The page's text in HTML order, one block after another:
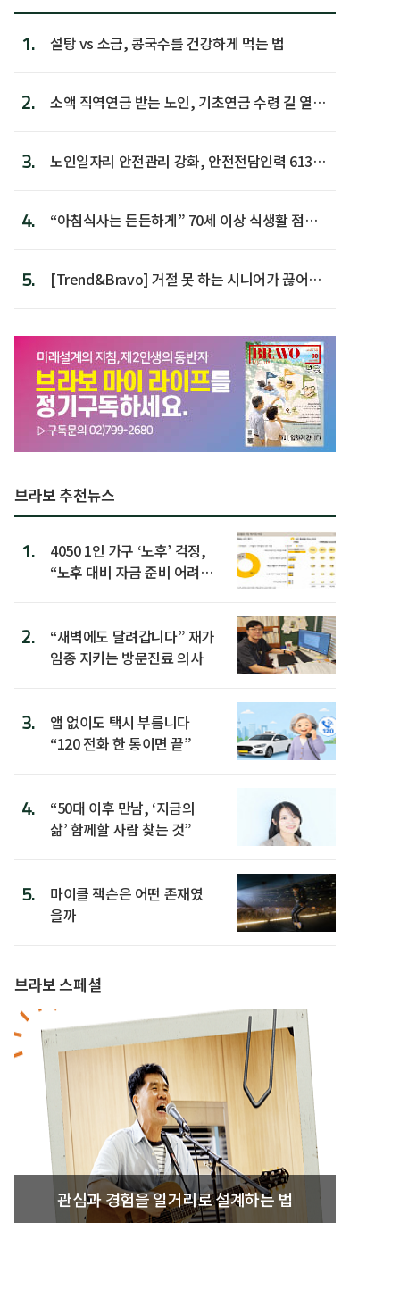
1. 설탕 vs 소금, 콩국수를 건강하게 먹는 법
2.
소액 직역연금 받는 노인, 기초연금 수령 길 열린
3.
노인일자리 안전관리 강화, 안전전담인력 613명
4.
“아침식사는 든든하게” 70세 이상 식생활 점수
5.
[Trend&Bravo] 거절 못 하는 시니어가 끊어야
브라보 추천뉴스
1.
4050 1인 가구 ‘노후’ 걱정,
“노후 대비 자금 준비 어려
2.
“새벽에도 달려갑니다” 재가
임종 지키는 방문진료 의사
3.
앱 없이도 택시 부릅니다
“120 전화 한 통이면 끝”
4.
“50대 이후 만남, ‘지금의
삶’ 함께할 사람 찾는 것”
5.
마이클 잭슨은 어떤 존재였
을까
브라보 스페셜
관심과 경험을 일거리로 설계하는 법